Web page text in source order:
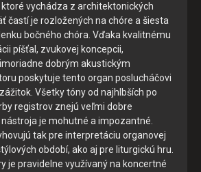
vychádza z architektonických
častí je rozložených na chóre a šiesta
bočného chóra. Vďaka kvalitnému
píšťal, zvukovej koncepcii,
dobrým akustickým
poskytuje tento organ poslucháčovi
Všetky tóny od najhlbších po
registrov znejú veľmi dobre
je mohutné a impozantné.
tak pre interpretáciu organovej
období, ako aj pre liturgickú hru.
je pravidelne využívaný na koncertné
na vašom zariadení ukladať iba súbory
pre prevádzku týchto stránok.
súborov cookie potrebujeme vaše
keď nám ho poskytnete a
stránky a služby zlepšovať. Svoj
cookies na našom webe môžete
zmeniť alebo odvolať.
cookies, ktorú chcete povoliť